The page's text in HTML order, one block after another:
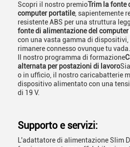
Scopri il nostro premioTrim la fonte
computer portatile, sapientemente
resistente ABS per una struttura
fonte di alimentazione del
con una vasta gamma di
rimanere connesso ovunque tu vada.
Il nostro programma di formazione
alternata per postazioni di lavoro
o in ufficio, il nostro caricabatterie
dispositivo alimentato con una
di 19 V.
Supporto e servizi:
L'adattatore di alimentazione Slim